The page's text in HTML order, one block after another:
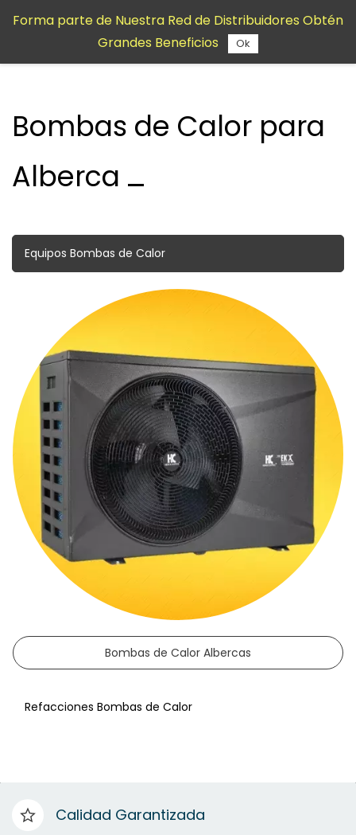
contenido
Bombas de Calor para
Alberca
Equipos Bombas de Calor
Bombas de Calor Albercas
Refacciones Bombas de Calor
Calidad Garantizada
Forma parte de Nuestra Red de Distribuidores Obtén
Grandes Beneficios
Ok